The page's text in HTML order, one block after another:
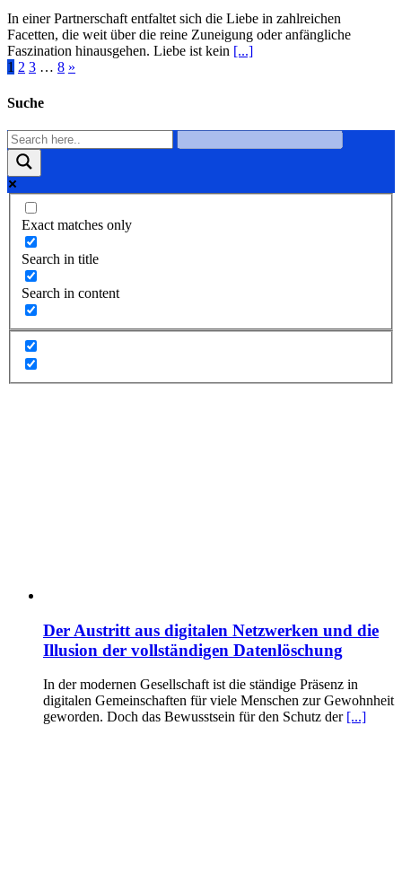
In einer Partnerschaft entfaltet sich die Liebe in zahlreichen
Facetten, die weit über die reine Zuneigung oder anfängliche
Faszination hinausgehen. Liebe ist kein [...]
1 2 3 … 8 »
Suche
Exact matches only
Search in title
Search in content
Der Austritt aus digitalen Netzwerken und die
Illusion der vollständigen Datenlöschung
In der modernen Gesellschaft ist die ständige Präsenz in
digitalen Gemeinschaften für viele Menschen zur Gewohnheit
geworden. Doch das Bewusstsein für den Schutz der [...]